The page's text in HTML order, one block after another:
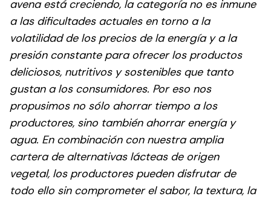
avena está creciendo, la categoría no es inmune
a las dificultades actuales en torno a la
volatilidad de los precios de la energía y a la
presión constante para ofrecer los productos
deliciosos, nutritivos y sostenibles que tanto
gustan a los consumidores. Por eso nos
propusimos no sólo ahorrar tiempo a los
productores, sino también ahorrar energía y
agua. En combinación con nuestra amplia
cartera de alternativas lácteas de origen
vegetal, los productores pueden disfrutar de
todo ello sin comprometer el sabor, la textura, la